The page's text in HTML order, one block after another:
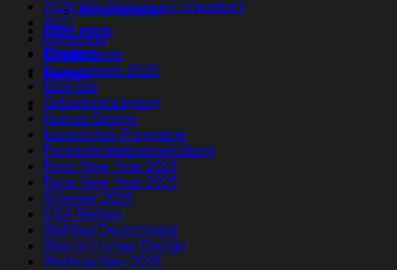
Berufswissen
Über mich
Themen
Termin
2026 Was können wir erwarten?
2027
Allgemein
Bewusstsein
Bewusstsein 2025
Burn-out
Geburtenrückgang
Human Design
kosmisches Programm
Persönlichkeitsentwicklung
Rave New Year 2024
Rave New Year 2025
Silvester 2026
USA Wahlen
Wahltag Deutschland
Was ist Human Design
Weihnachten 2026